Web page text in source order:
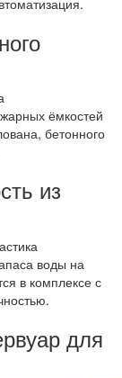
ёмкостей
бетонного
из
воды на
в комплексе с
для